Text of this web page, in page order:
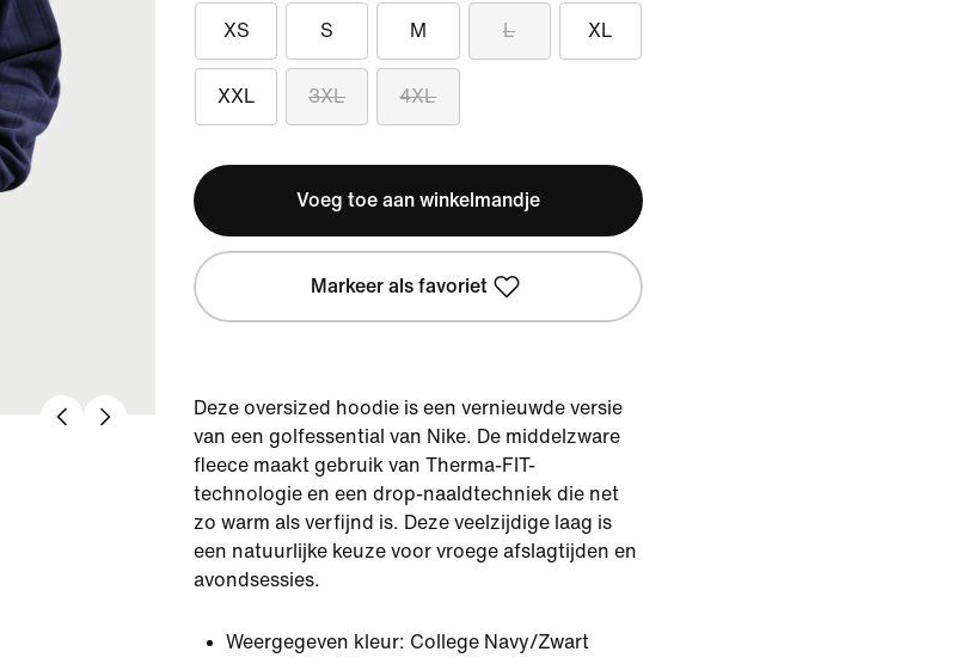
XS S M L XL
XXL 3XL 4XL
Voeg toe aan winkelmandje
Markeer als favoriet
Deze oversized hoodie is een vernieuwde versie
van een golfessential van Nike. De middelzware
fleece maakt gebruik van Therma-FIT-
technologie en een drop-naaldtechniek die net
zo warm als verfijnd is. Deze veelzijdige laag is
een natuurlijke keuze voor vroege afslagtijden en
avondsessies.
Weergegeven kleur: College Navy/Zwart